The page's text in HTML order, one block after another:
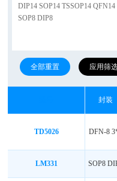
DIP14 SOP14 TSSOP14 QFN14
SOP8 DIP8
全部重置 应用筛
封装
TD5026 DFN-8
LM331 SOP8